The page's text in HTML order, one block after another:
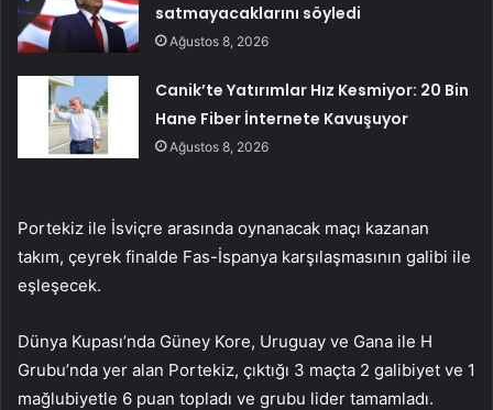
satmayacaklarını söyledi
Ağustos 8, 2026
Canik’te Yatırımlar Hız Kesmiyor: 20 Bin
Hane Fiber İnternete Kavuşuyor
Ağustos 8, 2026
Portekiz ile İsviçre arasında oynanacak maçı kazanan
takım, çeyrek finalde Fas-İspanya karşılaşmasının galibi ile
eşleşecek.
Dünya Kupası’nda Güney Kore, Uruguay ve Gana ile H
Grubu’nda yer alan Portekiz, çıktığı 3 maçta 2 galibiyet ve 1
mağlubiyetle 6 puan topladı ve grubu lider tamamladı.